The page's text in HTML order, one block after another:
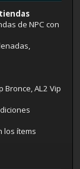
de NPC con
Bronce, AL2 Vip
los ítems